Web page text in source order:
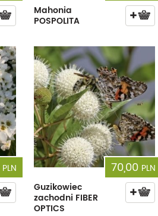
Mahonia
POSPOLITA
PLN
70,00 PLN
Guzikowiec
zachodni FIBER
OPTICS